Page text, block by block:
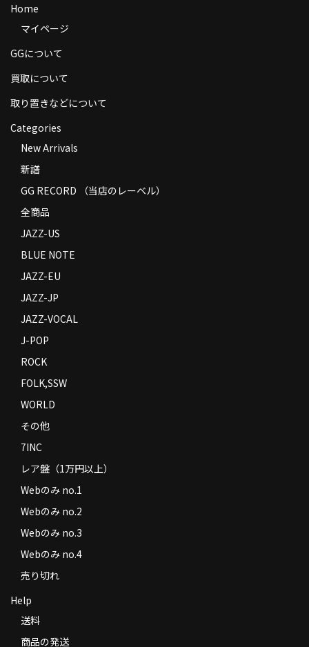
送料
返品
コンディション
特定商取引法に基づく表示
Contact
Home
マイページ
GGについて
買取について
取り置きなどについて
Categories
New Arrivals
新譜
GG RECORD （当店のレーベル）
全商品
JAZZ-US
BLUE NOTE
JAZZ-EU
JAZZ-JP
JAZZ-VOCAL
J-POP
ROCK
FOLK,SSW
WORLD
その他
7INC
レア盤（1万円以上）
Webのみ no.1
Webのみ no.2
Webのみ no.3
Webのみ no.4
売り切れ
Help
送料
商品の発送